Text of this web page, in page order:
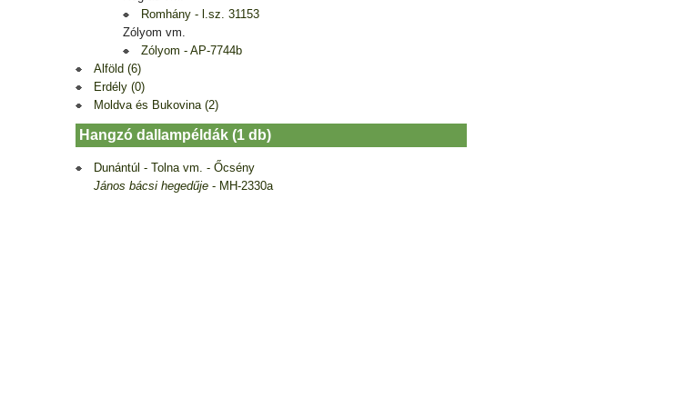
Romhány - l.sz. 31153
Zólyom vm.
Zólyom - AP-7744b
Alföld (6)
Erdély (0)
Moldva és Bukovina (2)
Hangzó dallampéldák (1 db)
Dunántúl - Tolna vm. - Őcsény
János bácsi hegedűje - MH-2330a